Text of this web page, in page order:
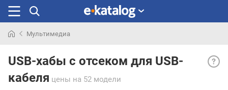
раньше
Мультимедиа
USB-хабы с отсеком для USB-
кабеля цены на 52 модели
Отсек
для